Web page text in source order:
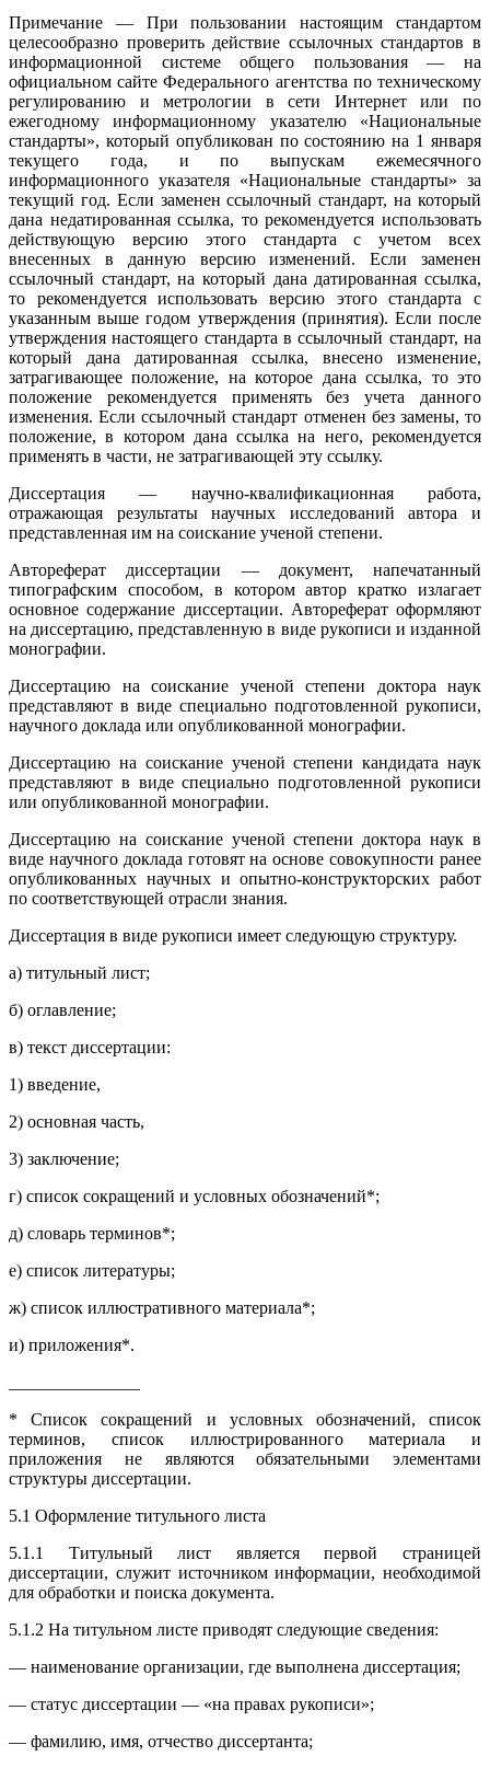
Примечание — При пользовании настоящим стандартом
целесообразно проверить действие ссылочных стандартов в
информационной системе общего пользования — на
официальном сайте Федерального агентства по техническому
регулированию и метрологии в сети Интернет или по
ежегодному информационному указателю «Национальные
стандарты», который опубликован по состоянию на 1 января
текущего года, и по выпускам ежемесячного
информационного указателя «Национальные стандарты» за
текущий год. Если заменен ссылочный стандарт, на который
дана недатированная ссылка, то рекомендуется использовать
действующую версию этого стандарта с учетом всех
внесенных в данную версию изменений. Если заменен
ссылочный стандарт, на который дана датированная ссылка,
то рекомендуется использовать версию этого стандарта с
указанным выше годом утверждения (принятия). Если после
утверждения настоящего стандарта в ссылочный стандарт, на
который дана датированная ссылка, внесено изменение,
затрагивающее положение, на которое дана ссылка, то это
положение рекомендуется применять без учета данного
изменения. Если ссылочный стандарт отменен без замены, то
положение, в котором дана ссылка на него, рекомендуется
применять в части, не затрагивающей эту ссылку.
Диссертация — научно-квалификационная работа,
отражающая результаты научных исследований автора и
представленная им на соискание ученой степени.
Автореферат диссертации — документ, напечатанный
типографским способом, в котором автор кратко излагает
основное содержание диссертации. Автореферат оформляют
на диссертацию, представленную в виде рукописи и изданной
монографии.
Диссертацию на соискание ученой степени доктора наук
представляют в виде специально подготовленной рукописи,
научного доклада или опубликованной монографии.
Диссертацию на соискание ученой степени кандидата наук
представляют в виде специально подготовленной рукописи
или опубликованной монографии.
Диссертацию на соискание ученой степени доктора наук в
виде научного доклада готовят на основе совокупности ранее
опубликованных научных и опытно-конструкторских работ
по соответствующей отрасли знания.
Диссертация в виде рукописи имеет следующую структуру.
а) титульный лист;
б) оглавление;
в) текст диссертации:
1) введение,
2) основная часть,
3) заключение;
г) список сокращений и условных обозначений*;
д) словарь терминов*;
е) список литературы;
ж) список иллюстративного материала*;
и) приложения*.
* Список сокращений и условных обозначений, список
терминов, список иллюстрированного материала и
приложения не являются обязательными элементами
структуры диссертации.
5.1 Оформление титульного листа
5.1.1 Титульный лист является первой страницей
диссертации, служит источником информации, необходимой
для обработки и поиска документа.
5.1.2 На титульном листе приводят следующие сведения:
— наименование организации, где выполнена диссертация;
— статус диссертации — «на правах рукописи»;
— фамилию, имя, отчество диссертанта;